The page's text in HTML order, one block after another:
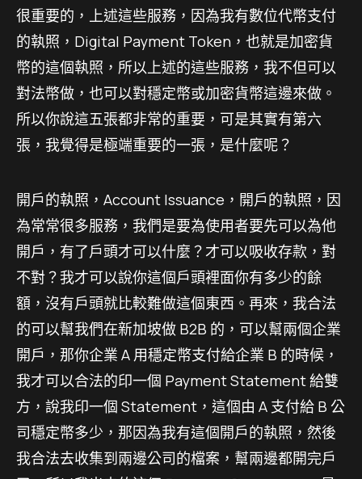
很重要的，上述這些服務，因為我有數位代幣支付
的執照，Digital Payment Token，也就是加密貨
幣的這個執照，所以上述的這些服務，我不但可以
對法幣做，也可以對穩定幣或加密貨幣這邊來做。
所以你說這五張都非常的重要，可是其實有第六
張，我覺得是極端重要的一張，是什麼呢？
開戶的執照，Account Issuance，開戶的執照，因
為常常很多服務，我們是要為使用者要先可以為他
開戶，有了戶頭才可以什麼？才可以吸收存款，對
不對？我才可以說你這個戶頭裡面你有多少的餘
額，沒有戶頭就比較難做這個東西。再來，我合法
的可以幫我們在新加坡做 B2B 的，可以幫兩個企業
開戶，那你企業 A 用穩定幣支付給企業 B 的時候，
我才可以合法的印一個 Payment Statement 給雙
方，說我印一個 Statement，這個由 A 支付給 B 公
司穩定幣多少，那因為我有這個開戶的執照，然後
我合法去收集到兩邊公司的檔案，幫兩邊都開完戶